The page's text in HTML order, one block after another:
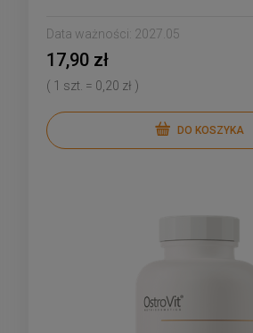
Data ważności: 2027.05
17,90 zł
( 1 szt. = 0,20 zł )
DO KOSZYKA